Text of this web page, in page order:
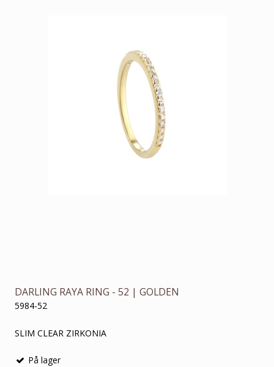
DARLING RAYA RING - 52 | GOLDEN
5984-52
SLIM CLEAR ZIRKONIA
På lager